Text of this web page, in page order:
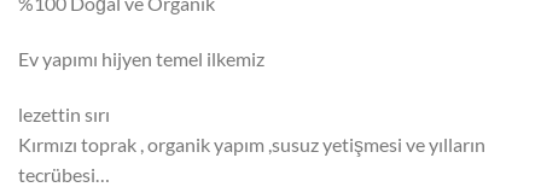
Ev yapımı hijyen temel ilkemiz
lezettin sırı
Kırmızı toprak , organik yapım ,susuz yetişmesi ve yılların
tecrübesi…